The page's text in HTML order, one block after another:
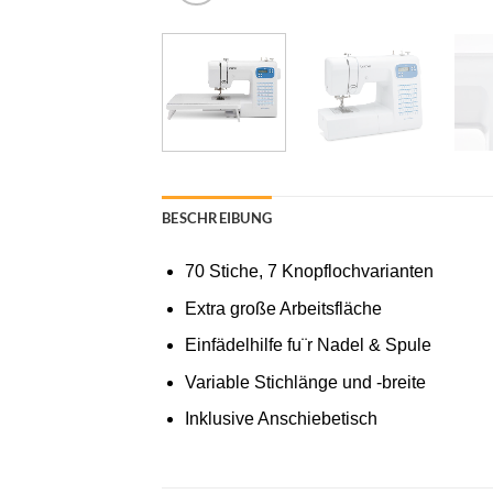
BESCHREIBUNG
70 Stiche, 7 Knopflochvarianten
Extra große Arbeitsfläche
Einfädelhilfe fu¨r Nadel & Spule
Variable Stichlänge und -breite
Inklusive Anschiebetisch